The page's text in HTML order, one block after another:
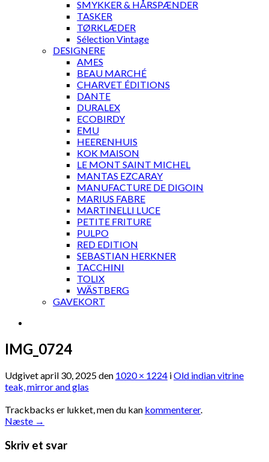
SMYKKER & HÅRSPÆNDER
TASKER
TØRKLÆDER
Sélection Vintage
DESIGNERE
AMES
BEAU MARCHÉ
CHARVET ÉDITIONS
DANTE
DURALEX
ECOBIRDY
EMU
HEERENHUIS
KOK MAISON
LE MONT SAINT MICHEL
MANTAS EZCARAY
MANUFACTURE DE DIGOIN
MARIUS FABRE
MARTINELLI LUCE
PETITE FRITURE
PULPO
RED EDITION
SEBASTIAN HERKNER
TACCHINI
TOLIX
WÄSTBERG
GAVEKORT
IMG_0724
Udgivetapril 30, 2025den 1020 × 1224 iOld indian vitrine
teak, mirror and glas
Trackbacks er lukket, men du kan kommenterer.
Næste →
Skriv et svar